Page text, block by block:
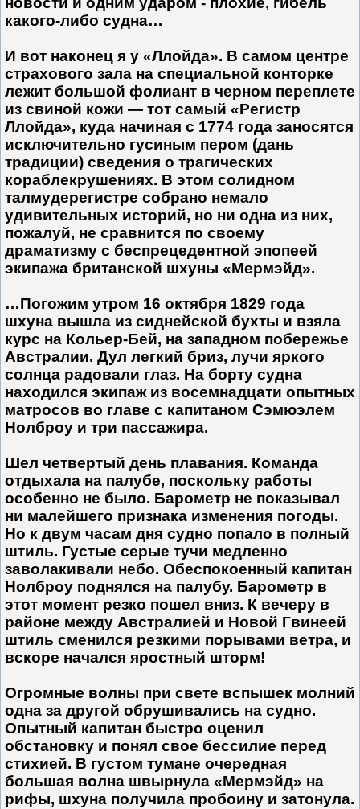
какого-либо судна…
И вот наконец я у «Ллойда». В самом центре
страхового зала на специальной конторке
лежит большой фолиант в черном переплете
из свиной кожи — тот самый «Регистр
Ллойда», куда начиная с 1774 года заносятся
исключительно гусиным пером (дань
традиции) сведения о трагических
кораблекрушениях. В этом солидном
талмудерегистре собрано немало
удивительных историй, но ни одна из них,
пожалуй, не сравнится по своему
драматизму с беспрецедентной эпопеей
экипажа британской шхуны «Мермэйд».
…Погожим утром 16 октября 1829 года
шхуна вышла из сиднейской бухты и взяла
курс на Кольер-Бей, на западном побережье
Австралии. Дул легкий бриз, лучи яркого
солнца радовали глаз. На борту судна
находился экипаж из восемнадцати опытных
матросов во главе с капитаном Сэмюэлем
Нолброу и три пассажира.
Шел четвертый день плавания. Команда
отдыхала на палубе, поскольку работы
особенно не было. Барометр не показывал
ни малейшего признака изменения погоды.
Но к двум часам дня судно попало в полный
штиль. Густые серые тучи медленно
заволакивали небо. Обеспокоенный капитан
Нолброу поднялся на палубу. Барометр в
этот момент резко пошел вниз. К вечеру в
районе между Австралией и Новой Гвинеей
штиль сменился резкими порывами ветра, и
вскоре начался яростный шторм!
Огромные волны при свете вспышек молний
одна за другой обрушивались на судно.
Опытный капитан быстро оценил
обстановку и понял свое бессилие перед
стихией. В густом тумане очередная
большая волна швырнула «Мермэйд» на
рифы, шхуна получила пробоину и затонула.